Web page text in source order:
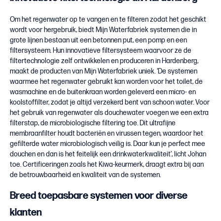
Om het regenwater op te vangen en te filteren zodat het geschikt
wordt voor hergebruik, biedt Mijn Waterfabriek systemen die in
grote lijnen bestaan uit een betonnen put, een pomp en een
filtersysteem. Hun innovatieve filtersysteem waarvoor ze de
filtertechnologie zelf ontwikkelen en produceren in Hardenberg,
maakt de producten van Mijn Waterfabriek uniek. ‘De systemen
waarmee het regenwater gebruikt kan worden voor het toilet, de
wasmachine en de buitenkraan worden geleverd een micro- en
koolstoffilter, zodat je altijd verzekerd bent van schoon water. Voor
het gebruik van regenwater als douchewater voegen we een extra
filterstap, de microbiologische filtering toe. Dit ultrafijne
membraanfilter houdt bacteriën en virussen tegen, waardoor het
gefilterde water microbiologisch veilig is. Daar kun je perfect mee
douchen en dan is het feitelijk een drinkwaterkwaliteit’, licht Johan
toe. Certificeringen zoals het Kiwa-keurmerk, draagt extra bij aan
de betrouwbaarheid en kwaliteit van de systemen.
Breed toepasbare systemen voor diverse
klanten